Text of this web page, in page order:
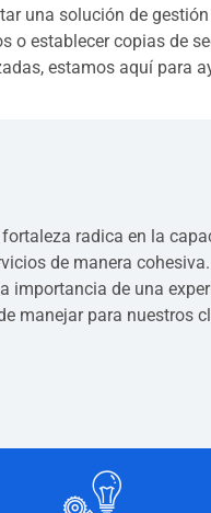
una solución de
o establecer copias de
estamos aquí para
radica en la
de manera cohesiva.
importancia de una
manejar para nuestros